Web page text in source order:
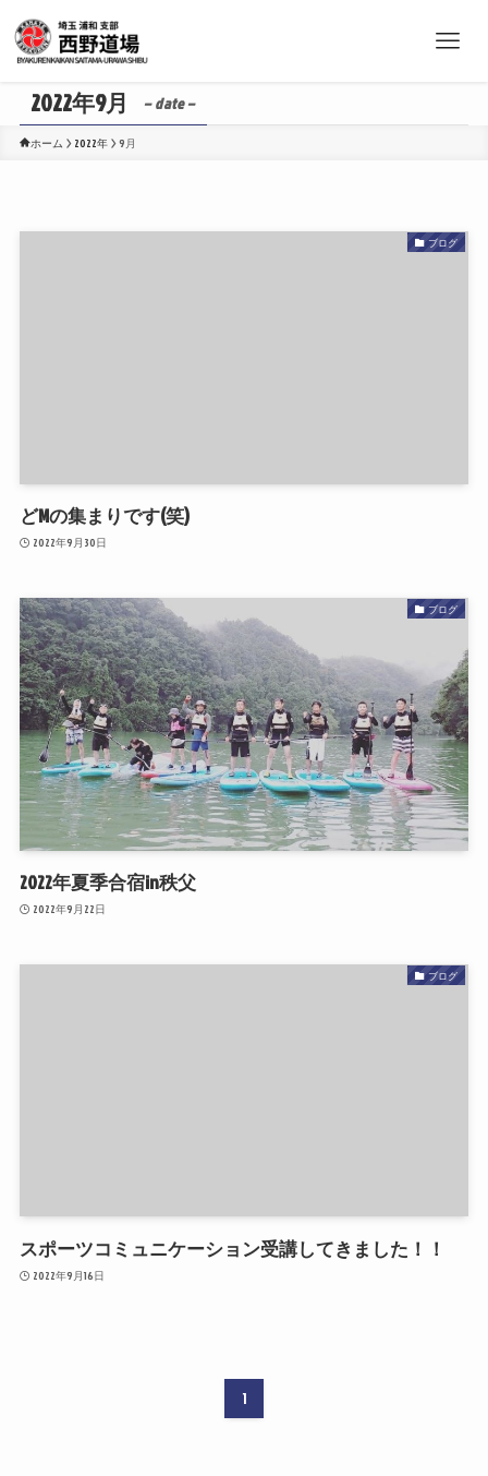
2022年9月 – date –
ホーム 2022年 9月
ブログ
どMの集まりです(笑)
2022年9月30日
ブログ
2022年夏季合宿in秩父
2022年9月22日
ブログ
スポーツコミュニケーション受講してきました！！
2022年9月16日
1